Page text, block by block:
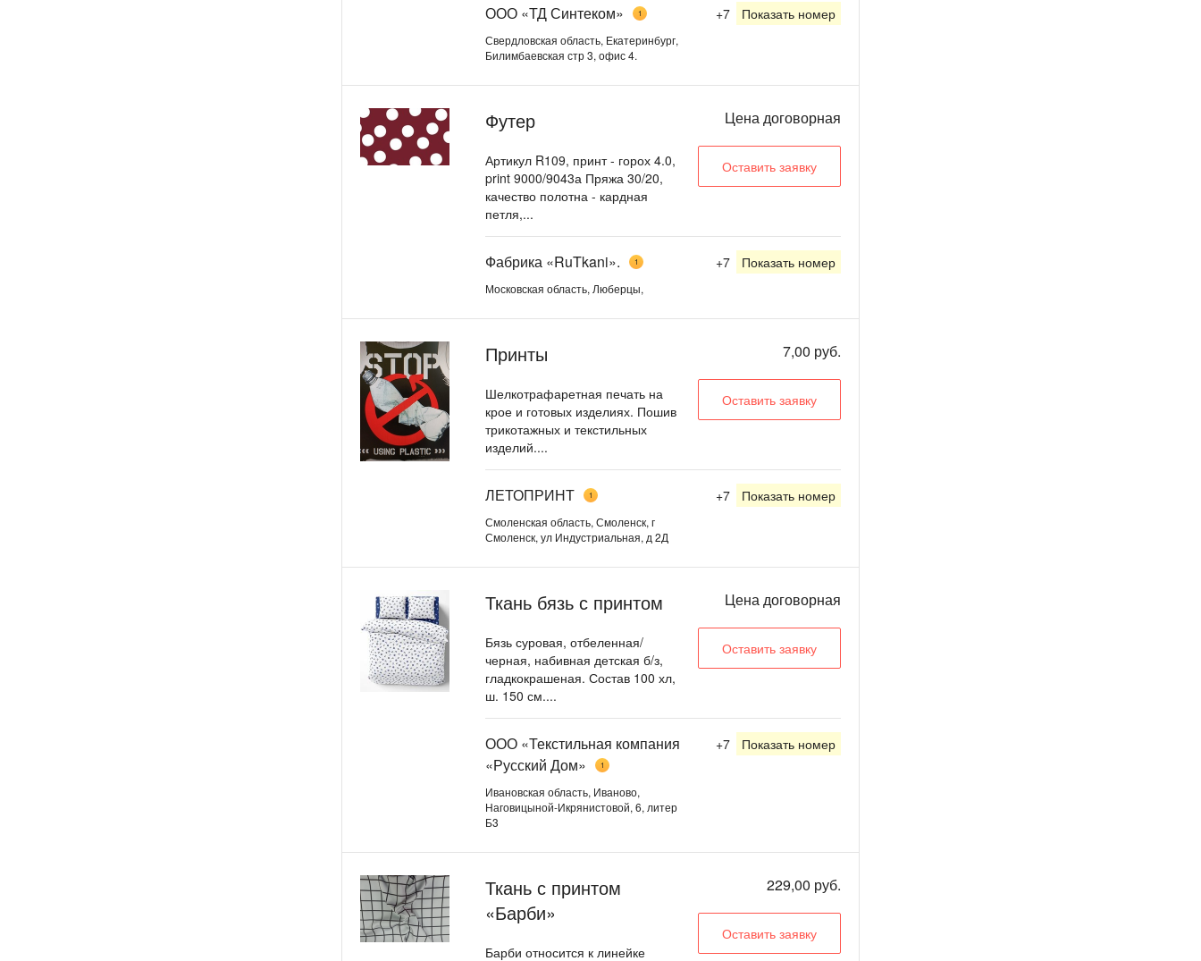
ООО «ТД Синтеком» 1
Свердловская область, Екатеринбург,
Билимбаевская стр 3, офис 4.
+7 Показать номер
Футер
Артикул R109, принт - горох 4.0,
print 9000/9043а Пряжа 30/20,
качество полотна - кардная
петля,...
Цена договорная
Оставить заявку
Фабрика «RuTkani». 1
Московская область, Люберцы,
+7 Показать номер
Принты
Шелкотрафаретная печать на
крое и готовых изделиях. Пошив
трикотажных и текстильных
изделий....
7,00 руб.
Оставить заявку
ЛЕТОПРИНТ 1
Смоленская область, Смоленск, г
Смоленск, ул Индустриальная, д 2Д
+7 Показать номер
Ткань бязь с принтом
Бязь суровая, отбеленная/
черная, набивная детская б/з,
гладкокрашеная. Состав 100 хл,
ш. 150 см....
Цена договорная
Оставить заявку
ООО «Текстильная компания
«Русский Дом»
1
Ивановская область, Иваново,
Наговицыной-Икрянистовой, 6, литер
Б3
+7 Показать номер
Ткань с принтом
«Барби»
Барби относится к линейке
229,00 руб.
Оставить заявку